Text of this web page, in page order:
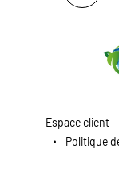
Espace client
Politique